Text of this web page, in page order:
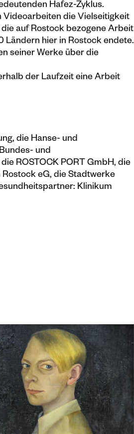
Hafez-Zyklus.
Videoarbeiten die Vielseitigkeit
auf Rostock bezogene Arbeit
Ländern hier in Rostock endete.
seiner Werke über die
der Laufzeit eine Arbeit
die Hanse- und
und
ROSTOCK PORT GmbH, die
eG, die Stadtwerke
Klinikum